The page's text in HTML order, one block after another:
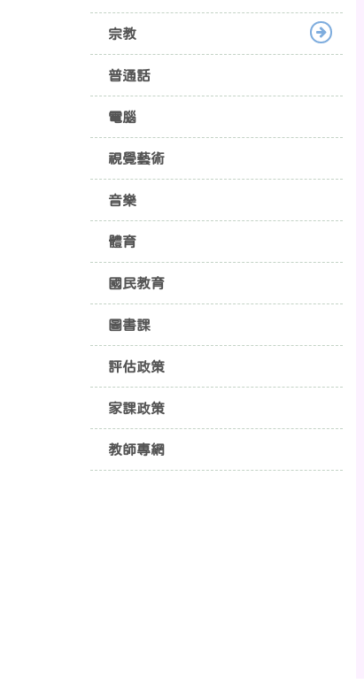
宗教
普通話
電腦
視覺藝術
音樂
體育
國民教育
圖書課
評估政策
家課政策
教師專網